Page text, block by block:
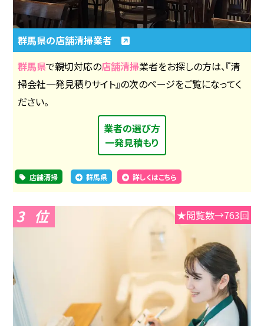
群馬県の店舗清掃業者
群馬県で親切対応の店舗清掃業者をお探しの方は、『清
掃会社一発見積りサイト』の次のページをご覧になってく
ださい。
業者の選び方
一発見積もり
店舗清掃 群馬県 詳しくはこちら
3 ★閲覧数→763回